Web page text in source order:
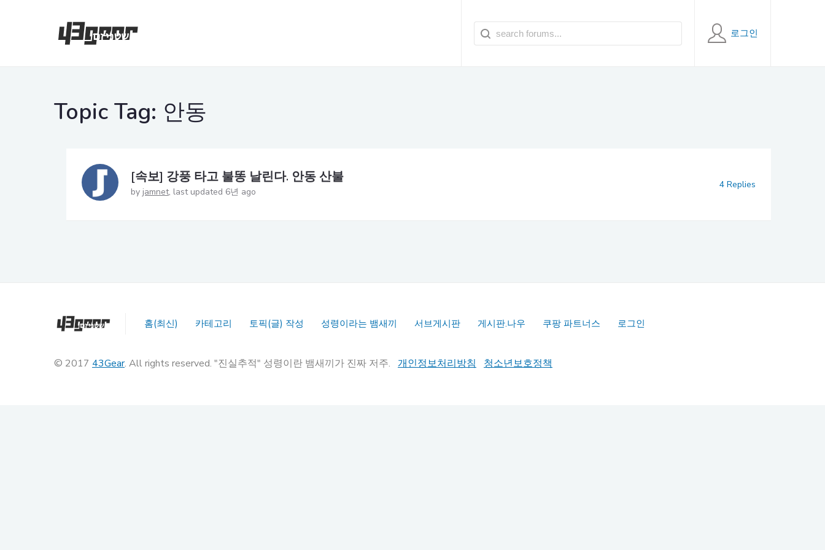
로그인
Topic Tag: 안동
[속보] 강풍 타고 불똥 날린다. 안동 산불
by jamnet last updated 6년 ago
4 Replies
홈(최신) 카테고리 토픽(글) 작성 성령이라는 뱀새끼 서브게시판 게시판.나우 쿠팡 파트너스 로그인
© 2017 43Gear. All rights reserved. "진실추적" 성령이란 뱀새끼가 진짜 저주. 개인정보처리방침 청소년보호정책